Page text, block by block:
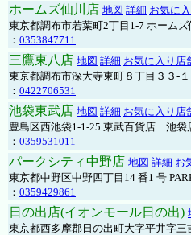
ホームズ仙川店 地図 詳細 お気に
東京都調布市若葉町2丁目1-7 ホーム
： 0353847711
三鷹東八店 地図 詳細 お気に入り店
東京都調布市深大寺東町８丁目３３-１
： 0422706531
池袋東武店 地図 詳細 お気に入り店
豊島区西池袋1-1-25 東武百貨店 池
： 0359531011
パークシティ中野店 地図 詳細 お
東京都中野区中野四丁目14 番1 号
： 0359429861
日の出店(イオンモール日の出)
東京都西多摩郡日の出町大字平井字三